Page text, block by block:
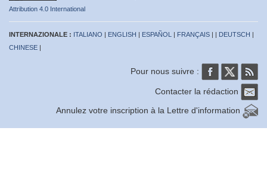
Attribution 4.0 International
INTERNAZIONALE : ITALIANO | ENGLISH | ESPAÑOL | FRANÇAIS | | DEUTSCH |
CHINESE |
Pour nous suivre :
Contacter la rédaction
Annulez votre inscription à la Lettre d'information